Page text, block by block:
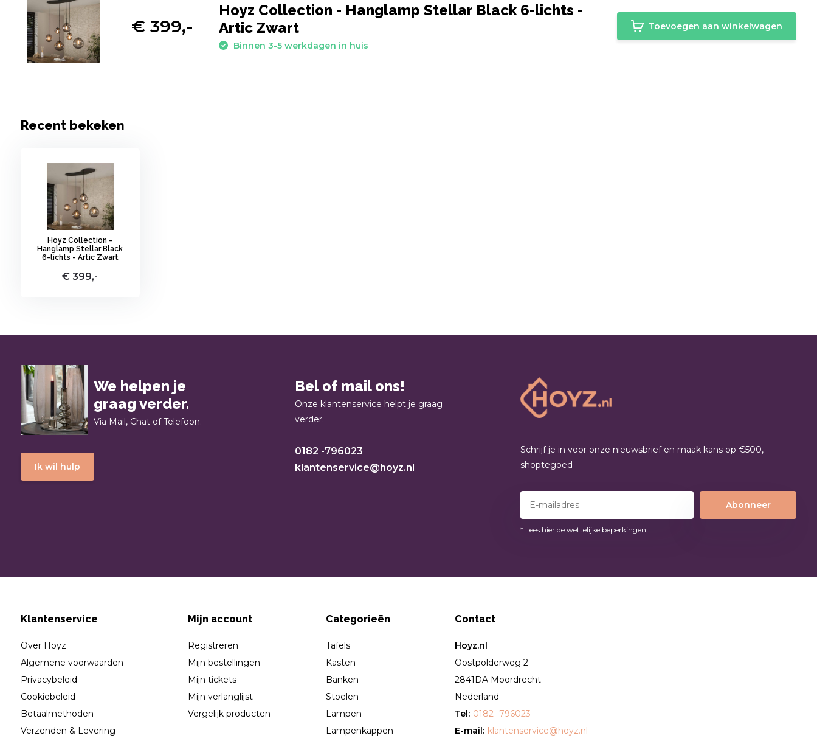
€ 399,-
Hoyz Collection - Hanglamp Stellar Black 6-lichts -
Artic Zwart
Binnen 3-5 werkdagen in huis
Toevoegen aan winkelwagen
Recent bekeken
Hoyz Collection -
Hanglamp Stellar Black
6-lichts - Artic Zwart
€ 399,-
We helpen je
graag verder.
Via Mail, Chat of Telefoon.
Ik wil hulp
Bel of mail ons!
Onze klantenservice helpt je graag
verder.
0182 -796023
klantenservice@hoyz.nl
Schrijf je in voor onze nieuwsbrief en maak kans op €500,-
shoptegoed
Abonneer
* Lees hier de wettelijke beperkingen
Klantenservice
Over Hoyz
Algemene voorwaarden
Privacybeleid
Cookiebeleid
Betaalmethoden
Verzenden & Levering
Mijn account
Registreren
Mijn bestellingen
Mijn tickets
Mijn verlanglijst
Vergelijk producten
Categorieën
Tafels
Kasten
Banken
Stoelen
Lampen
Lampenkappen
Contact
Hoyz.nl
Oostpolderweg 2
2841DA Moordrecht
Nederland
Tel: 0182 -796023
E-mail: klantenservice@hoyz.nl